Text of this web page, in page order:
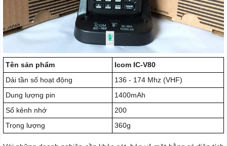
Tên sản phẩm
Icom IC-V80
Dải tần số hoạt động
136 - 174 Mhz (VHF)
Dung lượng pin
1400mAh
Số kênh nhớ
200
Trọng lượng
360g